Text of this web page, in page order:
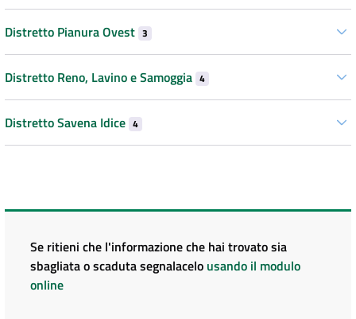
Distretto Pianura Ovest 3
Distretto Reno, Lavino e Samoggia 4
Distretto Savena Idice 4
Se ritieni che l'informazione che hai trovato sia
sbagliata o scaduta segnalacelo usando il modulo
online